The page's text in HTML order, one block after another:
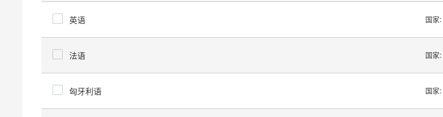
英语 国家:
法语 国家:
匈牙利语 国家: